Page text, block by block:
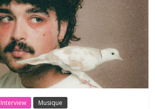
Interview Musique